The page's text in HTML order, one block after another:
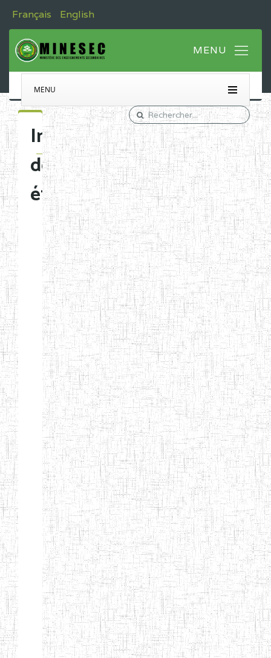
Français English
MENU
Immatriculation
des
établissements
Etablissements
d'enseignement
normal
ENI
Chercher:
Effacer les filtres
Denomination
Type
Nature
Arrondissement